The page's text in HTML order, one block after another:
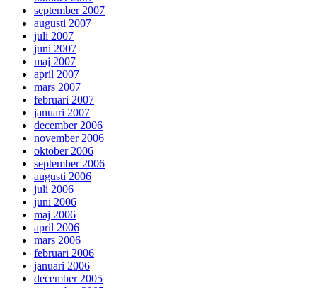
september 2007
augusti 2007
juli 2007
juni 2007
maj 2007
april 2007
mars 2007
februari 2007
januari 2007
december 2006
november 2006
oktober 2006
september 2006
augusti 2006
juli 2006
juni 2006
maj 2006
april 2006
mars 2006
februari 2006
januari 2006
december 2005